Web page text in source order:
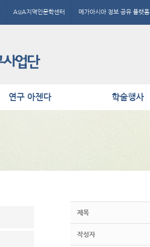
AsIA지역인문학센터 메가아시아 정보 공유 플랫폼
연구 아젠다 학술행사
제목
작성자